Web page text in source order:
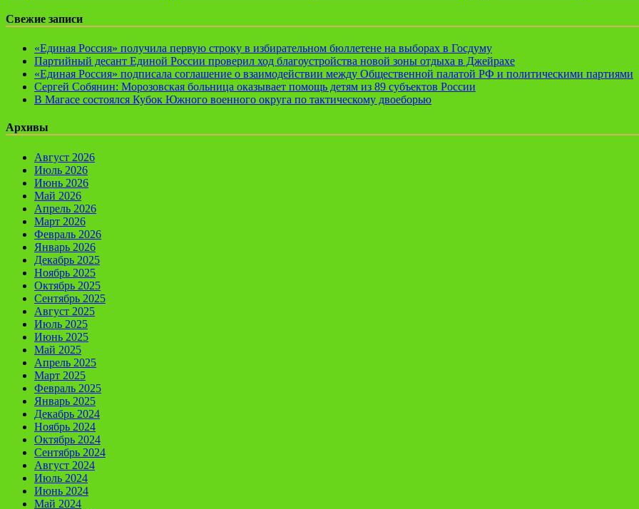
Свежие записи
«Единая Россия» получила первую строку в избирательном бюллетене на выборах в Госдуму
Партийный десант Единой России проверил ход благоустройства новой зоны отдыха в Джейрахе
«Единая Россия» подписала соглашение о взаимодействии между Общественной палатой РФ и политическими партиями
Сергей Собянин: Морозовская больница оказывает помощь детям из 89 субъектов России
В Магасе состоялся Кубок Южного военного округа по тактическому двоеборью
Архивы
Август 2026
Июль 2026
Июнь 2026
Май 2026
Апрель 2026
Март 2026
Февраль 2026
Январь 2026
Декабрь 2025
Ноябрь 2025
Октябрь 2025
Сентябрь 2025
Август 2025
Июль 2025
Июнь 2025
Май 2025
Апрель 2025
Март 2025
Февраль 2025
Январь 2025
Декабрь 2024
Ноябрь 2024
Октябрь 2024
Сентябрь 2024
Август 2024
Июль 2024
Июнь 2024
Май 2024